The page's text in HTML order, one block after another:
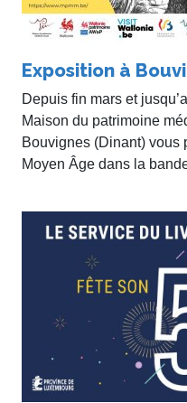
Exposition à
Depuis fin mars et
Maison du patrimoine
Bouvignes (Dinant) vous
Moyen Âge dans la